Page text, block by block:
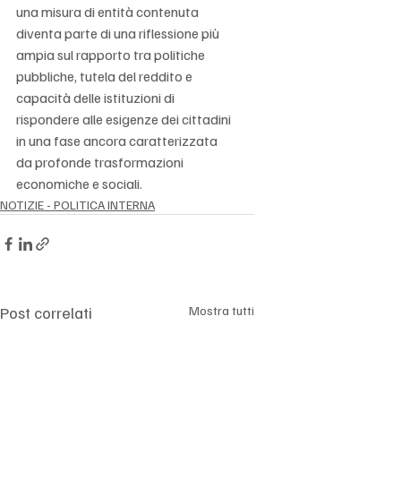
una misura di entità contenuta
diventa parte di una riflessione più
ampia sul rapporto tra politiche
pubbliche, tutela del reddito e
capacità delle istituzioni di
rispondere alle esigenze dei cittadini
in una fase ancora caratterizzata
da profonde trasformazioni
economiche e sociali.
NOTIZIE - POLITICA INTERNA
Post correlati Mostra tutti